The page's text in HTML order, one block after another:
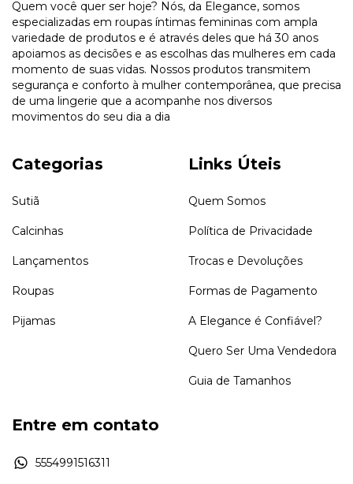
Quem você quer ser hoje? Nós, da Elegance, somos
especializadas em roupas íntimas femininas com ampla
variedade de produtos e é através deles que há 30 anos
apoiamos as decisões e as escolhas das mulheres em cada
momento de suas vidas. Nossos produtos transmitem
segurança e conforto à mulher contemporânea, que precisa
de uma lingerie que a acompanhe nos diversos
movimentos do seu dia a dia
Categorias
Sutiã
Calcinhas
Lançamentos
Roupas
Pijamas
Links Úteis
Quem Somos
Política de Privacidade
Trocas e Devoluções
Formas de Pagamento
A Elegance é Confiável?
Quero Ser Uma Vendedora
Guia de Tamanhos
Entre em contato
5554991516311